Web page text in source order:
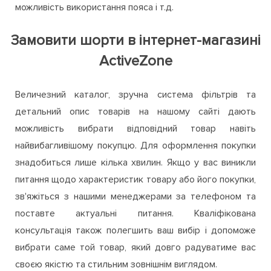
можливість використання пояса і т.д.
Замовити шорти в інтернет-магазині
ActiveZone
Величезний каталог, зручна система фільтрів та
детальний опис товарів на нашому сайті дають
можливість вибрати відповідний товар навіть
найвибагливішому покупцю. Для оформлення покупки
знадобиться лише кілька хвилин. Якщо у вас виникли
питання щодо характеристик товару або його покупки,
зв'яжіться з нашими менеджерами за телефоном та
поставте актуальні питання. Кваліфікована
консультація також полегшить ваш вибір і допоможе
вибрати саме той товар, який довго радуватиме вас
своєю якістю та стильним зовнішнім виглядом.